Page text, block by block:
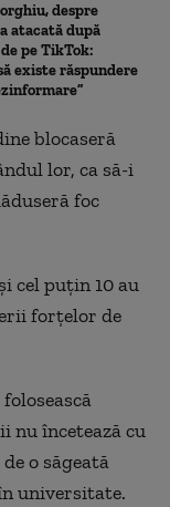
despre
atacată după
pe TikTok:
existe răspundere
blocaseră
lor, ca să-i
foc
cel puțin 10 au
forțelor de
nu încetează cu
o săgeată
universitate.